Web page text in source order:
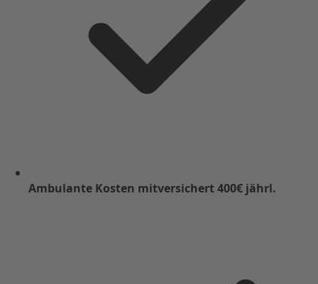
Ambulante Kosten mitversichert 400€ jährl.